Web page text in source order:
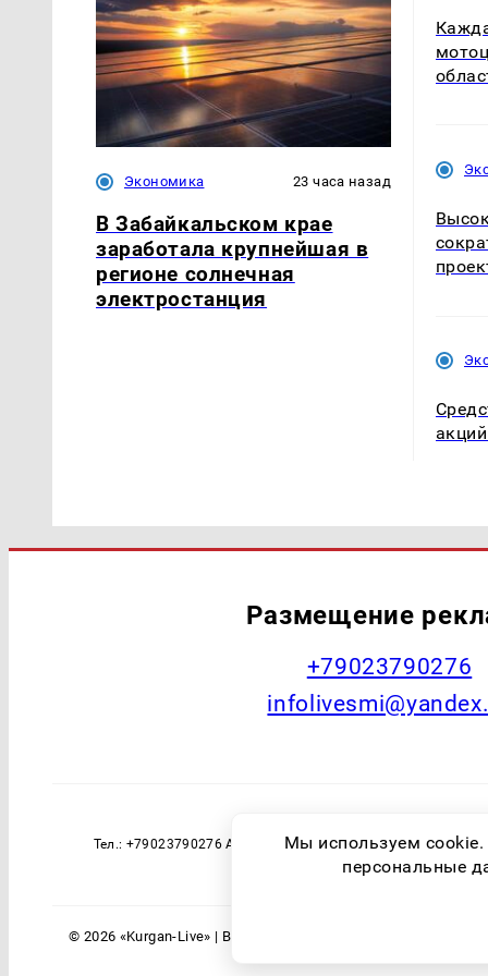
Экономика 23 часа назад
В Забайкальском крае
заработала крупнейшая в
регионе солнечная
электростанция
Размещение
+79023790276
Тел.: +79023790276 Адрес эл. почты:
технологий и
© 2026 «Kurgan-Live» | Все права защищены
Мы используем
персональные